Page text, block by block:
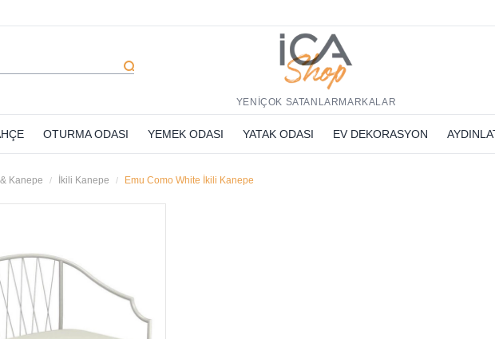
search
YENİÇOK SATANLAR MARKALAR
OTURMA ODASI YEMEK ODASI YATAK ODASI EV DEKORASYON
Kanepe İkili Kanepe Emu Como White İkili Kanepe